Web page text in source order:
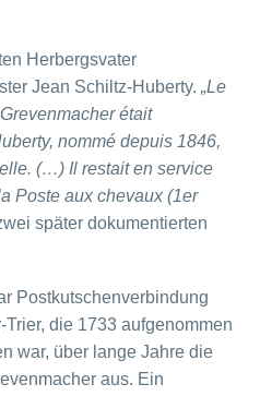
Herbergsvater
Jean Schiltz-Huberty. „Le
était
nommé depuis 1846,
(…) Il restait en service
Poste aux chevaux (1er
später dokumentierten
Postkutschenverbindung
die 1733 aufgenommen
war, über lange Jahre die
aus. Ein